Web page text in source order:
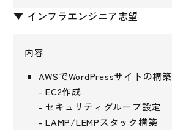
▼ インフラエンジニア志望
内容
AWSでWordPressサイトの構築
- EC2作成
- セキュリティグループ設定
- LAMP/LEMPスタック構築